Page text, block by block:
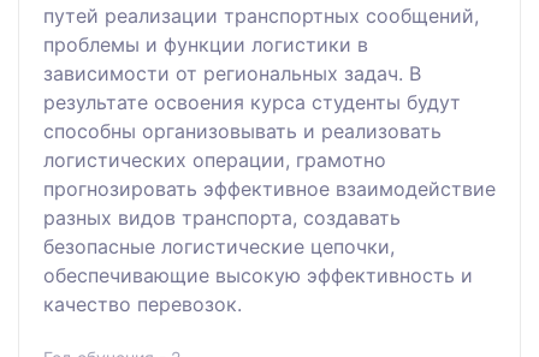
путей реализации транспортных сообщений,
проблемы и функции логистики в
зависимости от региональных задач. В
результате освоения курса студенты будут
способны организовывать и реализовать
логистических операции, грамотно
прогнозировать эффективное взаимодействие
разных видов транспорта, создавать
безопасные логистические цепочки,
обеспечивающие высокую эффективность и
качество перевозок.